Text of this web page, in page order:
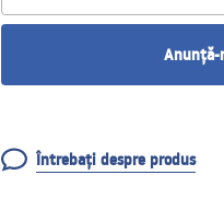
Anunță-
Întrebați despre produs